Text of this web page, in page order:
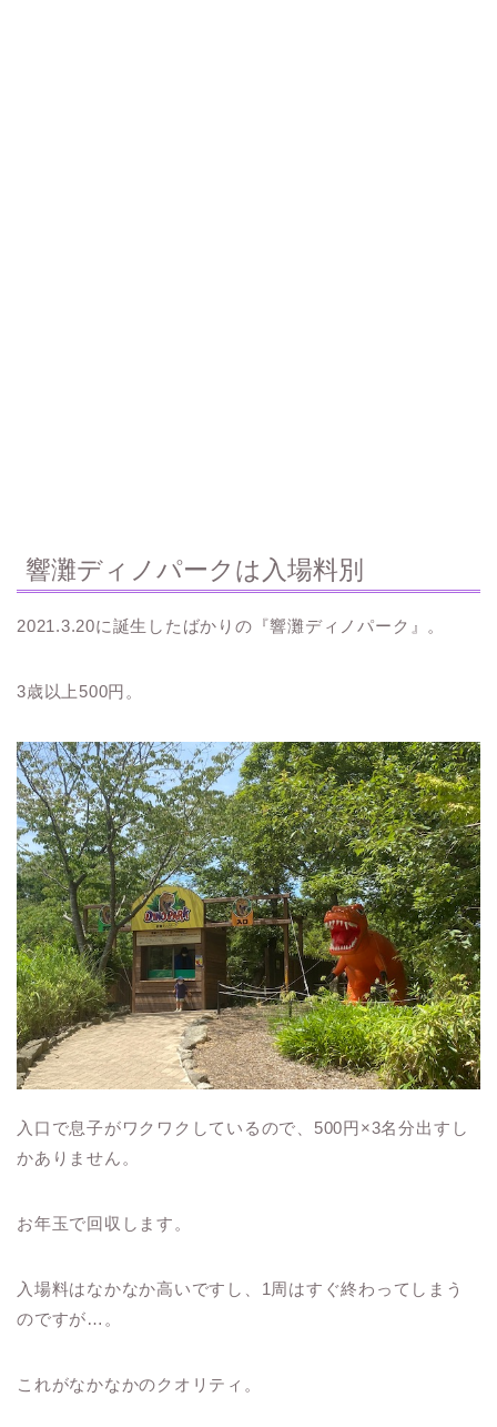
響灘ディノパークは入場料別
2021.3.20に誕生したばかりの『響灘ディノパーク』。
3歳以上500円。
入口で息子がワクワクしているので、500円×3名分出すし
かありません。
お年玉で回収します。
入場料はなかなか高いですし、1周はすぐ終わってしまう
のですが…。
これがなかなかのクオリティ。